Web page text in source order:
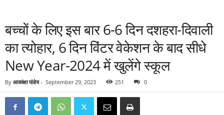
बच्चों के लिए इस बार 6-6 दिन दशहरा-दिवाली
का त्योहार, 6 दिन विंटर वेकेशन के बाद सीधे
New Year-2024 में खुलेंगे स्कूल
By आकांक्षा पांडेय- September 29, 2023 251 0